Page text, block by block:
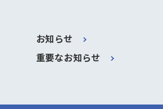
お知らせ
重要なお知らせ